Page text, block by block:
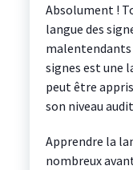
Absolument !
langue des
malentendants
signes est une
peut être
son niveau
Apprendre la
nombreux